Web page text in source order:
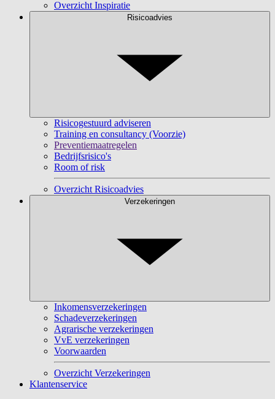
Overzicht Inspiratie
Risicoadvies
Risicogestuurd adviseren
Training en consultancy (Voorzie)
Preventiemaatregelen
Bedrijfsrisico's
Room of risk
Overzicht Risicoadvies
Verzekeringen
Inkomensverzekeringen
Schadeverzekeringen
Agrarische verzekeringen
VvE verzekeringen
Voorwaarden
Overzicht Verzekeringen
Klantenservice